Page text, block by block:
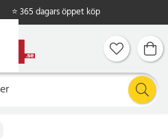
⭐ 365 dagars öppet köp